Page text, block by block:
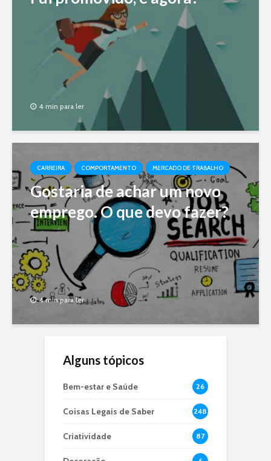
4 min para ler
CARREIRA COMPORTAMENTO MERCADO DE TRABALHO
Gostaria de achar um novo
emprego. O que devo fazer?
4 min para ler
Alguns tópicos
Bem-estar e Saúde 26
Coisas Legais de Saber 248
Criatividade 87